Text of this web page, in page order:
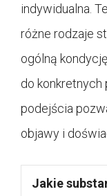
indywidualna.
różne rodzaje
ogólną
do konkretnych
podejścia
objawy i
Jakie